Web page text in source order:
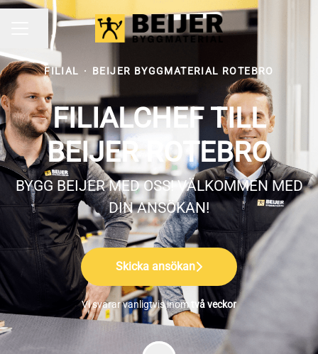
KARRIÄRMENY
Dela sidan
FILIAL · BEIJER BYGGMATERIAL ROTEBRO
FILIALCHEF TILL
BEIJER ROTEBRO
BYGG BEIJER MED OSS! VÄLKOMMEN MED
DIN ANSÖKAN!
Skicka ansökan
Vi svarar vanligtvis inom två veckor